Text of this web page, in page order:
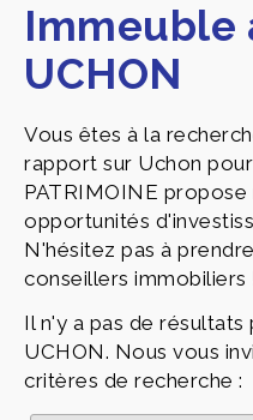
Immeuble
UCHON
Vous êtes à la
rapport sur Uchon
PATRIMOINE
opportunités
N'hésitez pas à
conseillers immobiliers
Il n'y a pas de
UCHON. Nous vous
critères de recherche :